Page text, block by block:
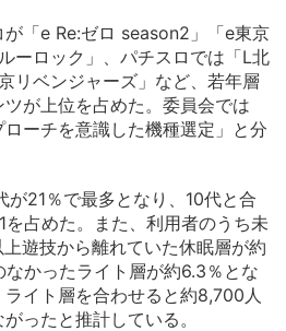
「e Re:ゼロ season2」「e東京
ーロック」、パチスロでは「L北
リベンジャーズ」など、若年層
が上位を占めた。委員会では
ローチを意識した機種選定」と分
21％で最多となり、10代と合
占めた。また、利用者のうち未
遊技から離れていた休眠層が約
かったライト層が約6.3％とな
イト層を合わせると約8,700人
ったと推計している。